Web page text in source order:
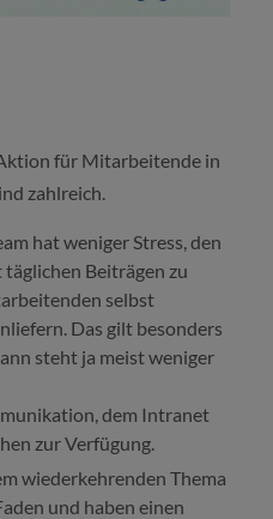
für Mitarbeitende in
zahlreich.
hat weniger Stress, den
täglichen Beiträgen zu
selbst
Das gilt besonders
steht ja meist weniger
dem Intranet
zur Verfügung.
wiederkehrenden Thema
und haben einen